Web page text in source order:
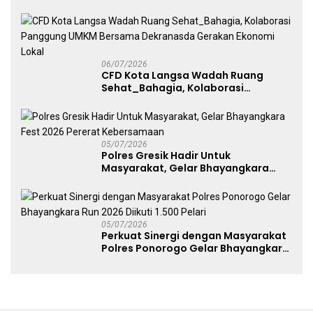
Free Day Makassar
06/07/2026
CFD Kota Langsa Wadah Ruang
Sehat_Bahagia, Kolaborasi
Dekranasda Gerakan Ekonomi Lokal
05/07/2026
Polres Gresik Hadir Untuk
Masyarakat, Gelar Bhayangkara
05/07/2026
Perkuat Sinergi dengan Masyarakat
Polres Ponorogo Gelar Bhayangkara